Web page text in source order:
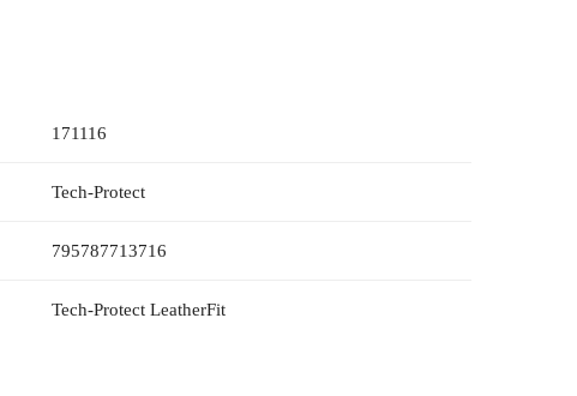
171116
Tech-Protect
795787713716
Tech-Protect LeatherFit